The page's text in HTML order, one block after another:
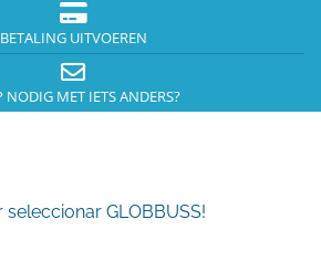
BETALING UITVOEREN
NODIG MET IETS ANDERS?
seleccionar GLOBBUSS!